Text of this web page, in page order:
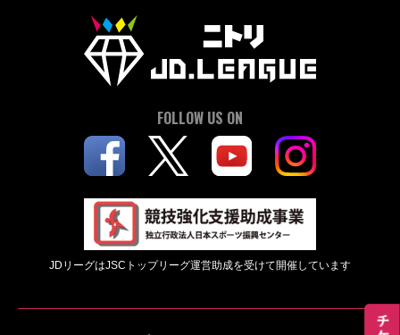
FOLLOW US ON
JDリーグはJSCトップリーグ運営助成を受けて開催しています